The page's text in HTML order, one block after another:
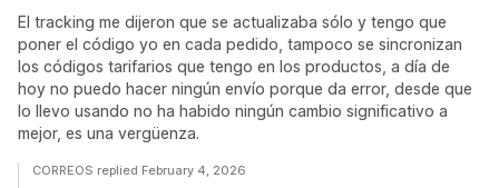
El tracking me dijeron que se actualizaba sólo y tengo que
poner el código yo en cada pedido, tampoco se sincronizan
los códigos tarifarios que tengo en los productos, a día de
hoy no puedo hacer ningún envío porque da error, desde que
lo llevo usando no ha habido ningún cambio significativo a
mejor, es una vergüenza.
CORREOS replied February 4, 2026